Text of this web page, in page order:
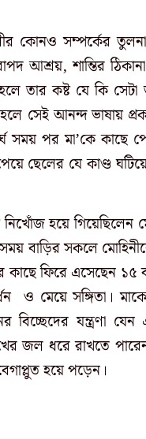
কোনও সম্পর্কের
আশ্রয়, শান্তির
তার কষ্ট যে কি সেটা
সেই আনন্দ ভাষায়
সময় পর মা’কে কাছে
ছেলের যে কাণ্ড
হয়ে গিয়েছিলেন
বাড়ির সকলে
ফিরে এসেছেন ১৫
ও মেয়ে সঙ্গিতা।
বিচ্ছেদের যন্ত্রণা
জল ধরে রাখতে
হয়ে পড়েন।